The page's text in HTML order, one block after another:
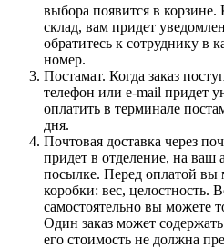
выбора появится в корзине.
склад, вам придет
обратитесь к сотруднику в
номер.
Постамат. Когда заказ
телефон или e-mail придет
оплатить в терминале
дня.
Почтовая доставка через
придет в отделение, на ваш
посылке. Перед оплатой вы
коробки: вес, целостность.
самостоятельно вы можете
Один заказ может
его стоимость не должна